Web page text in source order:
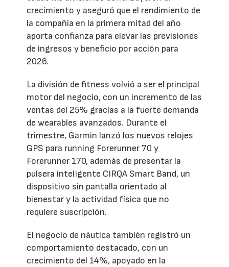
crecimiento y aseguró que el rendimiento de
la compañía en la primera mitad del año
aporta confianza para elevar las previsiones
de ingresos y beneficio por acción para
2026.
La división de fitness volvió a ser el principal
motor del negocio, con un incremento de las
ventas del 25% gracias a la fuerte demanda
de wearables avanzados. Durante el
trimestre, Garmin lanzó los nuevos relojes
GPS para running Forerunner 70 y
Forerunner 170, además de presentar la
pulsera inteligente CIRQA Smart Band, un
dispositivo sin pantalla orientado al
bienestar y la actividad física que no
requiere suscripción.
El negocio de náutica también registró un
comportamiento destacado, con un
crecimiento del 14%, apoyado en la